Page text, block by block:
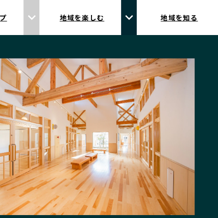
地域を楽しむ 地域を知る